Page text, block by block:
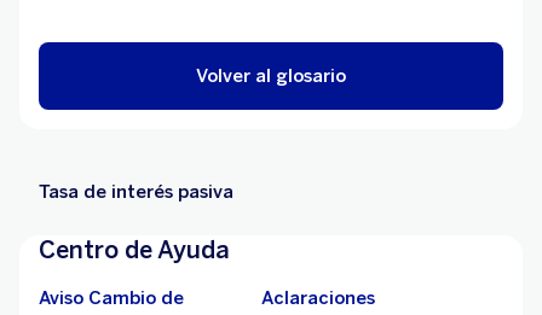
Volver al glosario
Tasa de interés pasiva
Centro de Ayuda
Aviso Cambio de
Aclaraciones